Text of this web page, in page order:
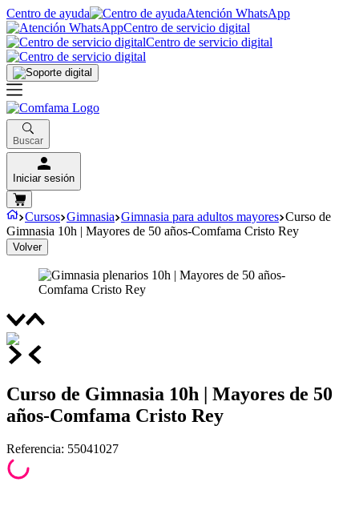
Centro de ayuda
Atención WhatsApp
Centro de servicio digital
Centro de servicio digital
Buscar
Iniciar sesión
Cursos Gimnasia Gimnasia para adultos mayores Curso de
Gimnasia 10h | Mayores de 50 años-Comfama Cristo Rey
Volver
Curso de Gimnasia 10h | Mayores de 50
años-Comfama Cristo Rey
Referencia: 55041027